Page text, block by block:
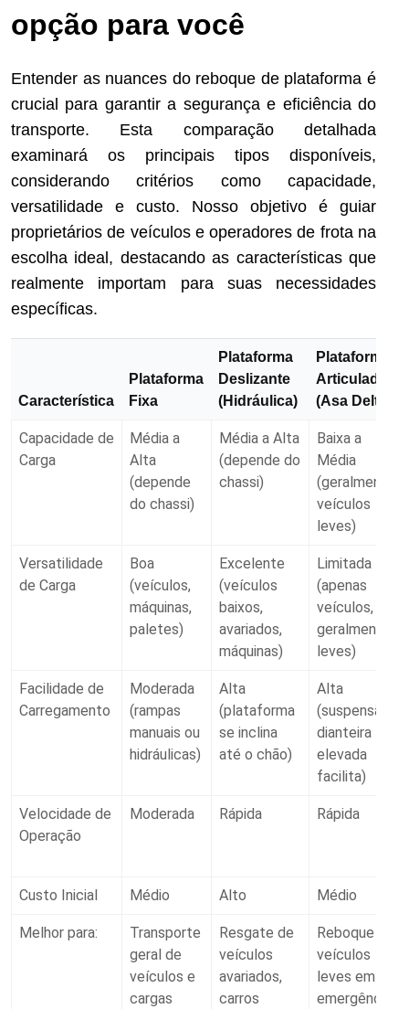
opção para você
Entender as nuances do reboque de plataforma é
crucial para garantir a segurança e eficiência do
transporte. Esta comparação detalhada
examinará os principais tipos disponíveis,
considerando critérios como capacidade,
versatilidade e custo. Nosso objetivo é guiar
proprietários de veículos e operadores de frota na
escolha ideal, destacando as características que
realmente importam para suas necessidades
específicas.
Característica
Plataforma
Fixa
Plataforma
Deslizante
(Hidráulica)
Plataforma
Articulada
(Asa Delta)
Capacidade de
Carga
Média a
Alta
(depende
do chassi)
Média a Alta
(depende do
chassi)
Baixa a
Média
(geralmente
veículos
leves)
Versatilidade
de Carga
Boa
(veículos,
máquinas,
paletes)
Excelente
(veículos
baixos,
avariados,
máquinas)
Limitada
(apenas
veículos,
geralmente
leves)
Facilidade de
Carregamento
Moderada
(rampas
manuais ou
hidráulicas)
Alta
(plataforma
se inclina
até o chão)
Alta
(suspensão
dianteira
elevada
facilita)
Velocidade de
Operação
Moderada Rápida Rápida
Custo Inicial Médio Alto Médio
Melhor para:
Transporte
geral de
veículos e
cargas
Resgate de
veículos
avariados,
carros
Reboque de
veículos
leves em
emergências,